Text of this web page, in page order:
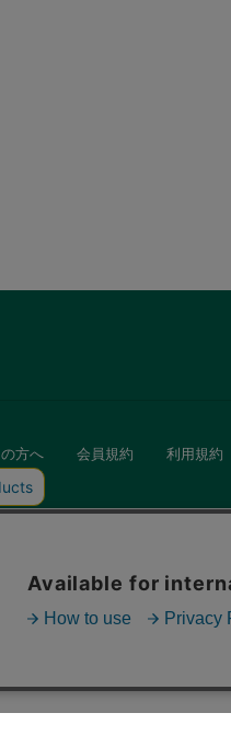
方へ 会員規約 利用規約
キーを使用いたします。ボタンか
同意したことになります。クッ
せん。詳細は